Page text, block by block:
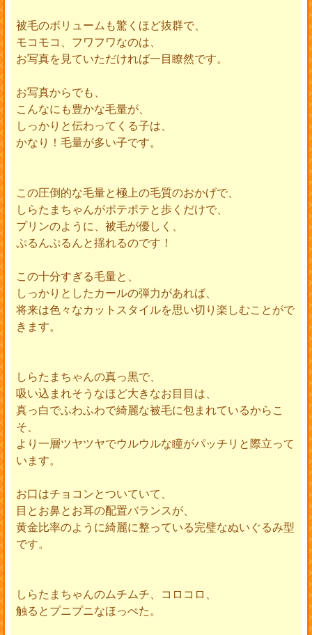
被毛のボリュームも驚くほど抜群で、
モコモコ、フワフワなのは、
お写真を見ていただければ一目瞭然です。
お写真からでも、
こんなにも豊かな毛量が、
しっかりと伝わってくる子は、
かなり！毛量が多い子です。
この圧倒的な毛量と極上の毛質のおかげで、
しらたまちゃんがポテポテと歩くだけで、
プリンのように、被毛が優しく、
ぷるんぷるんと揺れるのです！
この十分すぎる毛量と、
しっかりとしたカールの弾力があれば、
将来は色々なカットスタイルを思い切り楽しむことがで
きます。
しらたまちゃんの真っ黒で、
吸い込まれそうなほど大きなお目目は、
真っ白でふわふわで綺麗な被毛に包まれているからこ
そ、
より一層ツヤツヤでウルウルな瞳がパッチリと際立って
います。
お口はチョコンとついていて、
目とお鼻とお耳の配置バランスが、
黄金比率のように綺麗に整っている完璧なぬいぐるみ型
です。
しらたまちゃんのムチムチ、コロコロ、
触るとプニプニなほっぺた。